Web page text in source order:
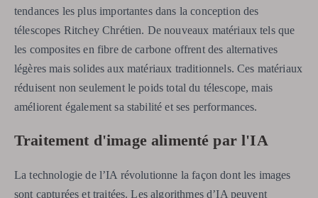
tendances les plus importantes dans la conception des
télescopes Ritchey Chrétien. De nouveaux matériaux tels que
les composites en fibre de carbone offrent des alternatives
légères mais solides aux matériaux traditionnels. Ces matériaux
réduisent non seulement le poids total du télescope, mais
améliorent également sa stabilité et ses performances.
Traitement d'image alimenté par l'IA
La technologie de l’IA révolutionne la façon dont les images
sont capturées et traitées. Les algorithmes d’IA peuvent